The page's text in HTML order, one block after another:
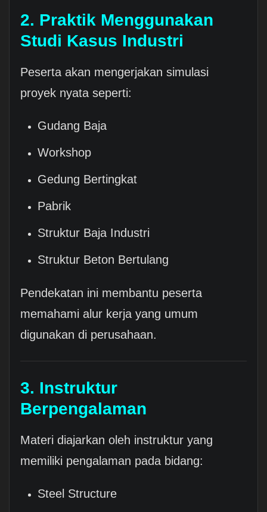
2. Praktik Menggunakan
Studi Kasus Industri
Peserta akan mengerjakan simulasi
proyek nyata seperti:
Gudang Baja
Workshop
Gedung Bertingkat
Pabrik
Struktur Baja Industri
Struktur Beton Bertulang
Pendekatan ini membantu peserta
memahami alur kerja yang umum
digunakan di perusahaan.
3. Instruktur
Berpengalaman
Materi diajarkan oleh instruktur yang
memiliki pengalaman pada bidang:
Steel Structure